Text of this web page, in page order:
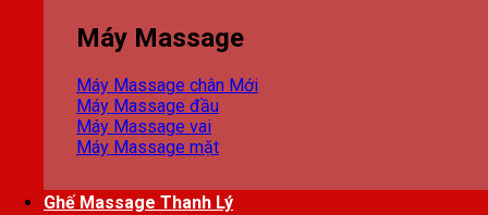
Máy Massage
Máy Massage chân
Máy Massage đầu
Máy Massage vai
Máy Massage mặt
Ghế Massage Thanh Lý